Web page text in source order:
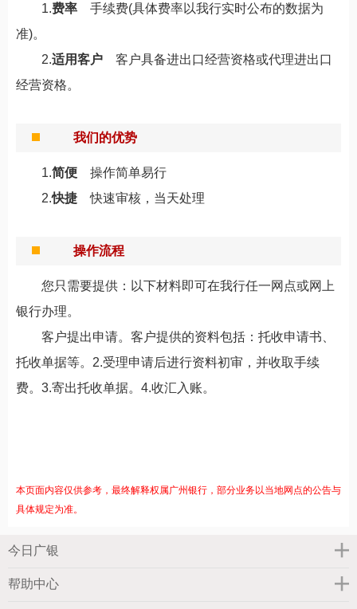
1.费率
手续费(具体费率以我行实时公布的数据为
准)。
2.适用客户
客户具备进出口经营资格或代理进出口
经营资格。
我们的优势
1.简便
操作简单易行
2.快捷 快速审核，当天处理
操作流程
您只需要提供：以下材料即可在我行任一网点或网上
银行办理。
客户提出申请。客户提供的资料包括：托收申请书、
托收单据等。2.受理申请后进行资料初审，并收取手续
费。3.寄出托收单据。4.收汇入账。
本页面内容仅供参考，最终解释权属广州银行，部分业务以当地网点的公告与
具体规定为准。
今日广银
帮助中心